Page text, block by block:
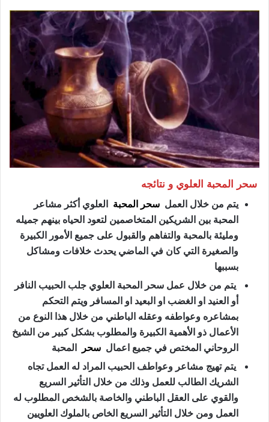
سحر المحبة العلوي و نتائجه
يتم من خلال العمل سحر المحبة
العلوي أكثر مشاعر
المحبة بين الشريكين المتخاصمين لتعود الحياه بينهم جميله
ومليئة بالمحبة والتفاهم والقبول على جميع الأمور الكبيرة
والصغيرة التي كان في الماضي يحدث خلافات ومشاكل
بسببها
يتم من خلال عمل سحر المحبة العلوي جلب الحبيب النافر
أو العنيد او الغضب او البعيد او المسافر ويتم التحكم
بمشاعره وعواطفه وعقله الباطني من خلال هذا النوع من
الأعمال ذو الأهمية الكبيرة والمطلوب بشكل كبير من الشيخ
الروحاني المختص في جميع اعمال سحر
المحبة
يتم تهيج مشاعر وعواطف الحبيب المراد له العمل تجاه
الشريك الطالب للعمل وذلك من خلال التأثير السريع
والقوي على العقل الباطني والخاصة بالشخص المطلوب له
العمل ومن خلال التأثير السريع الخاص بالملوك العلويين